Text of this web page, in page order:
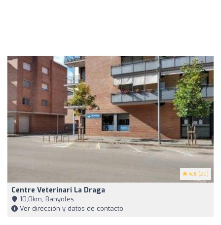
4.6 (29)
Centre Veterinari La Draga
10,0km, Banyoles
Ver dirección y datos de contacto